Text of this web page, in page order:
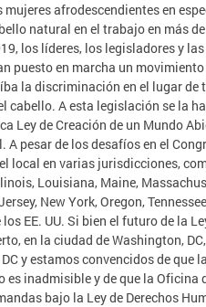
afrodescendientes en
natural en el trabajo en más
los líderes, los legisladores y las
puesto en marcha un
la discriminación en el lugar de
cabello. A esta legislación se la
Ley de Creación de un Mundo
pesar de los desafíos en el
local en varias jurisdicciones,
Louisiana, Maine,
New York, Oregon,
EE. UU. Si bien el futuro de la
en la ciudad de Washington,
y estamos convencidos de que la
inadmisible y de que la Oficina
bajo la Ley de Derechos